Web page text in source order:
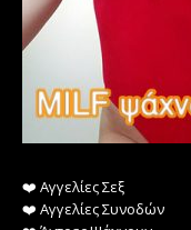
❤️️ Αγγελίες Σεξ
❤️️ Αγγελίες Συνοδών